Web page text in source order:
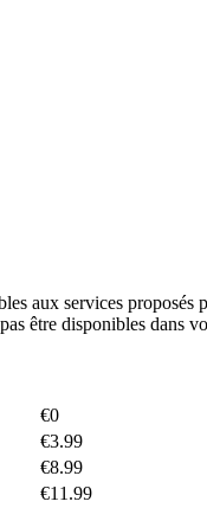
aux services
être disponibles dans
€0
€3.99
€8.99
€11.99